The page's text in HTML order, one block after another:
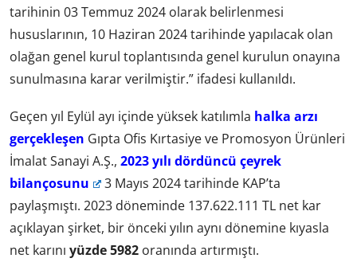
tarihinin 03 Temmuz 2024 olarak belirlenmesi
hususlarının, 10 Haziran 2024 tarihinde yapılacak olan
olağan genel kurul toplantısında genel kurulun onayına
sunulmasına karar verilmiştir.” ifadesi kullanıldı.
Geçen yıl Eylül ayı içinde yüksek katılımla halka arzı
gerçekleşen Gıpta Ofis Kırtasiye ve Promosyon Ürünleri
İmalat Sanayi A.Ş., 2023 yılı dördüncü çeyrek
bilançosunu
3 Mayıs 2024 tarihinde KAP’ta
paylaşmıştı. 2023 döneminde 137.622.111 TL net kar
açıklayan şirket, bir önceki yılın aynı dönemine kıyasla
net karını yüzde 5982 oranında artırmıştı.